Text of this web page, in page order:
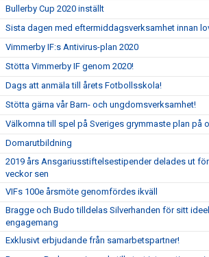
Bullerby Cup 2020 inställt
Sista dagen med eftermiddagsverksamhet innan
Vimmerby IF:s Antivirus-plan 2020
Stötta Vimmerby IF genom 2020!
Dags att anmäla till årets Fotbollsskola!
Stötta gärna vår Barn- och ungdomsverksamhet!
Välkomna till spel på Sveriges grymmaste plan på
Domarutbildning
2019 års Ansgariusstiftelsestipender delades ut
veckor sen
VIFs 100e årsmöte genomfördes ikväll
Bragge och Budo tilldelas Silverhanden för sitt
engagemang
Exklusivt erbjudande från samarbetspartner!